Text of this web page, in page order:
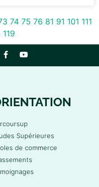
74 75 76 81 91 101 111
119
Supérieures
de commerce